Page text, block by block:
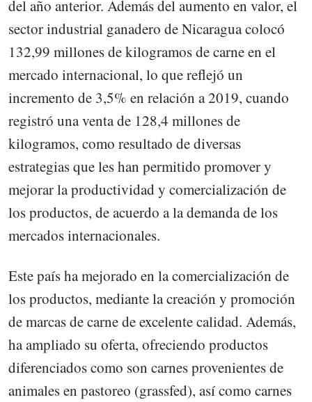
del año anterior. Además del aumento en valor, el
sector industrial ganadero de Nicaragua colocó
132,99 millones de kilogramos de carne en el
mercado internacional, lo que reflejó un
incremento de 3,5% en relación a 2019, cuando
registró una venta de 128,4 millones de
kilogramos, como resultado de diversas
estrategias que les han permitido promover y
mejorar la productividad y comercialización de
los productos, de acuerdo a la demanda de los
mercados internacionales.
Este país ha mejorado en la comercialización de
los productos, mediante la creación y promoción
de marcas de carne de excelente calidad. Además,
ha ampliado su oferta, ofreciendo productos
diferenciados como son carnes provenientes de
animales en pastoreo (grassfed), así como carnes